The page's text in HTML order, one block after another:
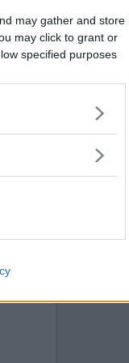
may gather and store
may click to grant or
specified purposes